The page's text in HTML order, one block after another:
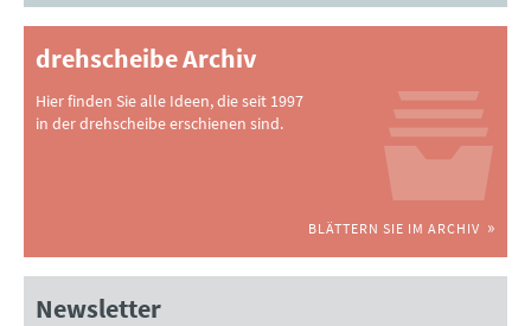
drehscheibe Archiv
Hier finden Sie alle Ideen, die seit 1997
in der drehscheibe erschienen sind.
BLÄTTERN SIE IM ARCHIV
Newsletter